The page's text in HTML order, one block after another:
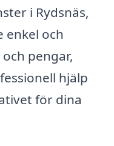
i Rydsnäs,
enkel och
pengar,
hjälp
för dina